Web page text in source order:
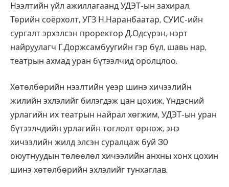
Нээлтийн үйл ажиллагаанд УДЭТ-ын захирал,
Төрийн соёрхолт, УГЗ Н.Наранбаатар, СУИС-ийн
сургалт эрхэлсэн проректор Д.Одсүрэн, нэрт
найруулагч Г.Доржсамбуугийн гэр бүл, шавь нар,
театрын ахмад уран бүтээлчид оролцлоо.
Хөтөлбөрийн нээлтийн үеэр шинэ хичээлийн
жилийн эхлэлийг билэгдэж цан цохиж, Үндэсний
урлагийн их театрын найрал хөгжим, УДЭТ-ын уран
бүтээлчдийн урлагийн тоглолт өрнөж, энэ
хичээлийн жилд элсэн суралцаж буй 30
оюутнуудын төлөөлөл хичээлийн анхны хонх цохин
шинэ хөтөлбөрийн эхлэлийг тунхаглав.